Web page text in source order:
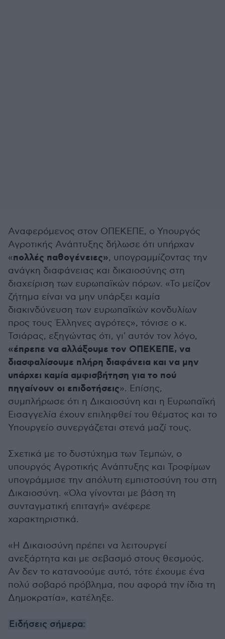
Αναφερόμενος στον ΟΠΕΚΕΠΕ, ο Υπουργός
Αγροτικής Ανάπτυξης δήλωσε ότι υπήρχαν
«πολλές παθογένειες», υπογραμμίζοντας την
ανάγκη διαφάνειας και δικαιοσύνης στη
διαχείριση των ευρωπαϊκών πόρων. «Το μείζον
ζήτημα είναι να μην υπάρξει καμία
διακινδύνευση των ευρωπαϊκών κονδυλίων
προς τους Έλληνες αγρότες», τόνισε ο κ.
Τσιάρας, εξηγώντας ότι, γι' αυτόν τον λόγο,
«έπρεπε να αλλάξουμε τον ΟΠΕΚΕΠΕ, να
διασφαλίσουμε πλήρη διαφάνεια και να μην
υπάρχει καμία αμφισβήτηση για το πού
πηγαίνουν οι επιδοτήσεις». Επίσης,
συμπλήρωσε ότι η Δικαιοσύνη και η Ευρωπαϊκή
Εισαγγελία έχουν επιληφθεί του θέματος και το
Υπουργείο συνεργάζεται στενά μαζί τους.
Σχετικά με το δυστύχημα των Τεμπών, ο
υπουργός Αγροτικής Ανάπτυξης και Τροφίμων
υπογράμμισε την απόλυτη εμπιστοσύνη του στη
Δικαιοσύνη. «Όλα γίνονται με βάση τη
συνταγματική επιταγή» ανέφερε
χαρακτηριστικά.
«Η Δικαιοσύνη πρέπει να λειτουργεί
ανεξάρτητα και με σεβασμό στους θεσμούς.
Αν δεν το κατανοούμε αυτό, τότε έχουμε ένα
πολύ σοβαρό πρόβλημα, που αφορά την ίδια τη
Δημοκρατία», κατέληξε.
Ειδήσεις σήμερα: